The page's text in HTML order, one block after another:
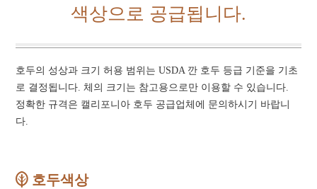
색상으로 공급됩니다.
호두의 성상과 크기 허용 범위는 USDA 깐 호두 등급 기준을 기초
로 결정됩니다. 체의 크기는 참고용으로만 이용할 수 있습니다.
정확한 규격은 캘리포니아 호두 공급업체에 문의하시기 바랍니
다.
호두색상